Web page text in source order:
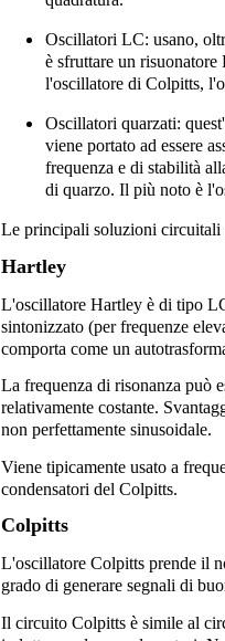
Oscillatori LC: usano,
è sfruttare un risuonatore
l'oscillatore di Colpitts,
Oscillatori quarzati:
viene portato ad essere
frequenza e di stabilità
di quarzo. Il più noto è
Le principali soluzioni circuitali
Hartley
L'oscillatore Hartley è di tipo
sintonizzato (per frequenze
comporta come un
La frequenza di risonanza può
relativamente costante.
non perfettamente sinusoidale.
Viene tipicamente usato a
condensatori del Colpitts.
Colpitts
L'oscillatore Colpitts prende il
grado di generare segnali di
Il circuito Colpitts è simile al